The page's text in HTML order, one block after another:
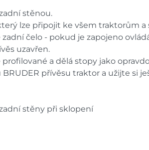
stěnou.
lze připojit ke všem traktorům a
zadní čelo - pokud je zapojeno
uzavřen.
a dělá stopy jako
přívěsu traktor a užijte si
stěny při sklopení